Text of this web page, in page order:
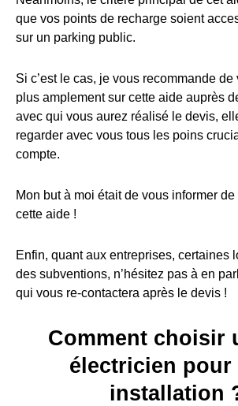
que vos points de recharge soient
sur un parking public.
Si c’est le cas, je vous recommande de
plus amplement sur cette aide auprès
avec qui vous aurez réalisé le devis,
regarder avec vous tous les poins
compte.
Mon but à moi était de vous informer de
cette aide !
Enfin, quant aux entreprises, certaines
des subventions, n’hésitez pas à en
qui vous re-contactera après le devis !
Comment choisir
électricien pour
installation